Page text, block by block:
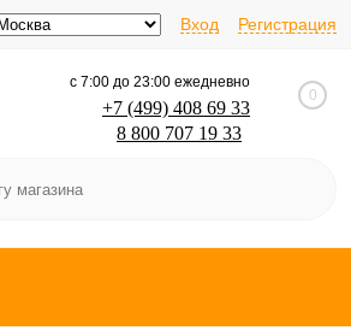
Вход Регистрация
с 7:00 до 23:00 ежедневно
+7 (499) 408 69 33
8 800 707 19 33
0